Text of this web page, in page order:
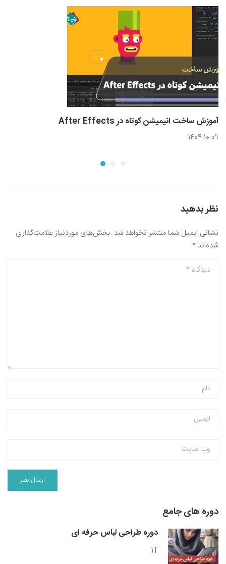
آموزش ساخت انیمیشن کوتاه در After Effects
1404-10-09
نظر بدهید
نشانی ایمیل شما منتشر نخواهد شد. بخش‌های موردنیاز علامت‌گذاری
شده‌اند *
دوره های جامع
دوره طراحی لباس حرفه ای
1T